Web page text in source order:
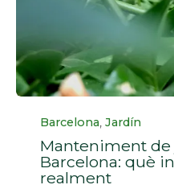
Categoria
Barcelona, Jardín
Manteniment de
Barcelona: què
realment